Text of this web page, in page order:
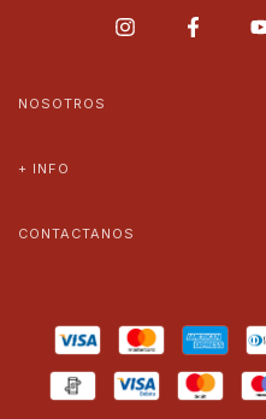
NOSOTROS
+ INFO
CONTACTANOS